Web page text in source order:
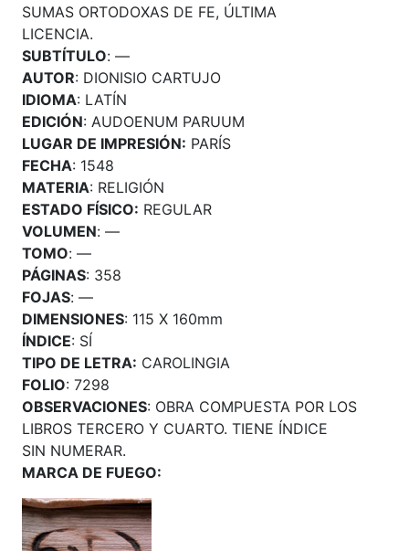
SUMAS ORTODOXAS DE FE, ÚLTIMA
LICENCIA.
SUBTÍTULO: —
AUTOR: DIONISIO CARTUJO
IDIOMA: LATÍN
EDICIÓN: AUDOENUM PARUUM
LUGAR DE IMPRESIÓN: PARÍS
FECHA: 1548
MATERIA: RELIGIÓN
ESTADO FÍSICO: REGULAR
VOLUMEN: —
TOMO: —
PÁGINAS: 358
FOJAS: —
DIMENSIONES: 115 X 160mm
ÍNDICE: SÍ
TIPO DE LETRA: CAROLINGIA
FOLIO: 7298
OBSERVACIONES: OBRA COMPUESTA POR LOS
LIBROS TERCERO Y CUARTO. TIENE ÍNDICE
SIN NUMERAR.
MARCA DE FUEGO: